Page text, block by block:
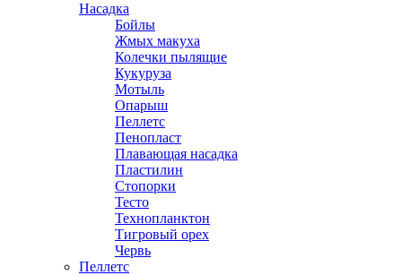
Насадка
Бойлы
Жмых макуха
Колечки пылящие
Кукуруза
Мотыль
Опарыш
Пеллетс
Пенопласт
Плавающая насадка
Пластилин
Стопорки
Тесто
Технопланктон
Тигровый орех
Червь
Пеллетс